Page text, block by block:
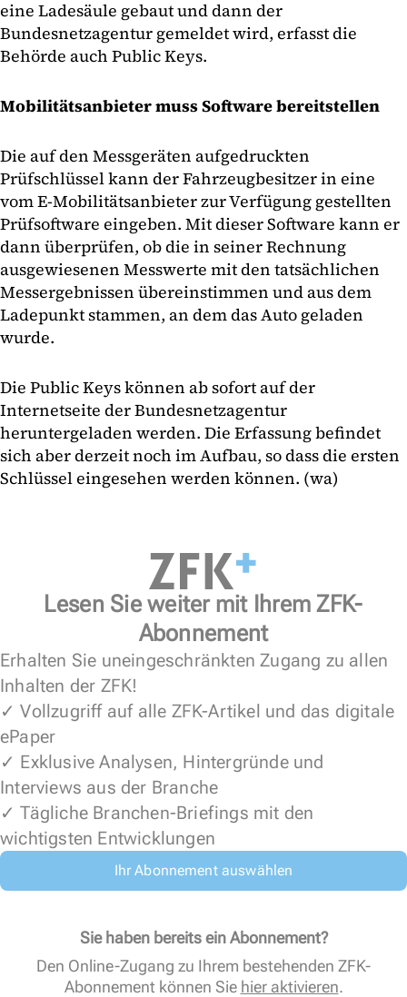
eine Ladesäule gebaut und dann der
Bundesnetzagentur gemeldet wird, erfasst die
Behörde auch Public Keys.
Mobilitätsanbieter muss Software bereitstellen
Die auf den Messgeräten aufgedruckten
Prüfschlüssel kann der Fahrzeugbesitzer in eine
vom E-Mobilitätsanbieter zur Verfügung gestellten
Prüfsoftware eingeben. Mit dieser Software kann er
dann überprüfen, ob die in seiner Rechnung
ausgewiesenen Messwerte mit den tatsächlichen
Messergebnissen übereinstimmen und aus dem
Ladepunkt stammen, an dem das Auto geladen
wurde.
Die Public Keys können ab sofort auf der
Internetseite der Bundesnetzagentur
heruntergeladen werden. Die Erfassung befindet
sich aber derzeit noch im Aufbau, so dass die ersten
Schlüssel eingesehen werden können. (wa)
Lesen Sie weiter mit Ihrem ZFK-
Abonnement
Erhalten Sie uneingeschränkten Zugang zu allen
Inhalten der ZFK!
✓ Vollzugriff auf alle ZFK-Artikel und das digitale
ePaper
✓ Exklusive Analysen, Hintergründe und
Interviews aus der Branche
✓ Tägliche Branchen-Briefings mit den
wichtigsten Entwicklungen
Ihr Abonnement auswählen
Sie haben bereits ein Abonnement?
Den Online-Zugang zu Ihrem bestehenden ZFK-
Abonnement können Sie hier aktivieren.